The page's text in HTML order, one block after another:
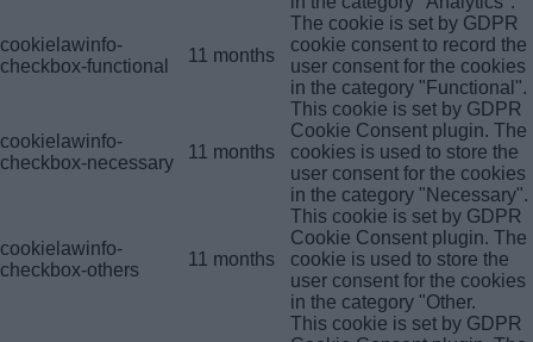
cookielawinfo-
checkbox-functional
11 months
The cookie is set by GDPR
cookie consent to record the
user consent for the cookies
in the category "Functional".
cookielawinfo-
checkbox-necessary
11 months
This cookie is set by GDPR
Cookie Consent plugin. The
cookies is used to store the
user consent for the cookies
in the category "Necessary".
cookielawinfo-
checkbox-others
11 months
This cookie is set by GDPR
Cookie Consent plugin. The
cookie is used to store the
user consent for the cookies
in the category "Other.
This cookie is set by GDPR